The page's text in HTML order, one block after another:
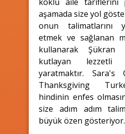
aşamada size yol
onun talimatlarını
etmek ve sağlanan
kullanarak Şükran
kutlayan
yaratmaktır. Sara's
Thanksgiving
hindinin enfes
size adım adım
büyük özen gösteriyor.